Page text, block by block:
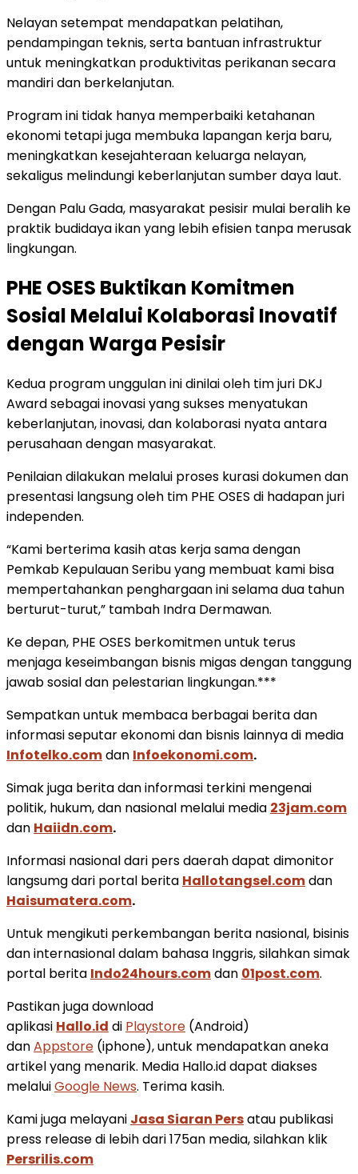
Nelayan setempat mendapatkan pelatihan,
pendampingan teknis, serta bantuan infrastruktur
untuk meningkatkan produktivitas perikanan secara
mandiri dan berkelanjutan.
Program ini tidak hanya memperbaiki ketahanan
ekonomi tetapi juga membuka lapangan kerja baru,
meningkatkan kesejahteraan keluarga nelayan,
sekaligus melindungi keberlanjutan sumber daya laut.
Dengan Palu Gada, masyarakat pesisir mulai beralih ke
praktik budidaya ikan yang lebih efisien tanpa merusak
lingkungan.
PHE OSES Buktikan Komitmen
Sosial Melalui Kolaborasi Inovatif
dengan Warga Pesisir
Kedua program unggulan ini dinilai oleh tim juri DKJ
Award sebagai inovasi yang sukses menyatukan
keberlanjutan, inovasi, dan kolaborasi nyata antara
perusahaan dengan masyarakat.
Penilaian dilakukan melalui proses kurasi dokumen dan
presentasi langsung oleh tim PHE OSES di hadapan juri
independen.
“Kami berterima kasih atas kerja sama dengan
Pemkab Kepulauan Seribu yang membuat kami bisa
mempertahankan penghargaan ini selama dua tahun
berturut-turut,” tambah Indra Dermawan.
Ke depan, PHE OSES berkomitmen untuk terus
menjaga keseimbangan bisnis migas dengan tanggung
jawab sosial dan pelestarian lingkungan.***
Sempatkan untuk membaca berbagai berita dan
informasi seputar ekonomi dan bisnis lainnya di media
Infotelko.comdan Infoekonomi.com.
Simak juga berita dan informasi terkini mengenai
politik, hukum, dan nasional melalui media 23jam.com
dan Haiidn.com.
Informasi nasional dari pers daerah dapat dimonitor
langsumg dari portal berita Hallotangsel.comdan
Haisumatera.com.
Untuk mengikuti perkembangan berita nasional, bisinis
dan internasional dalam bahasa Inggris, silahkan simak
portal berita Indo24hours.comdan 01post.com.
Pastikan juga download
aplikasi Hallo.id di Playstore (Android)
danAppstore (iphone), untuk mendapatkan aneka
artikel yang menarik. Media Hallo.id dapat diakses
melaluiGoogle News. Terima kasih.
Kami juga melayani Jasa Siaran Persatau publikasi
press release di lebih dari 175an media, silahkan klik
Persrilis.com